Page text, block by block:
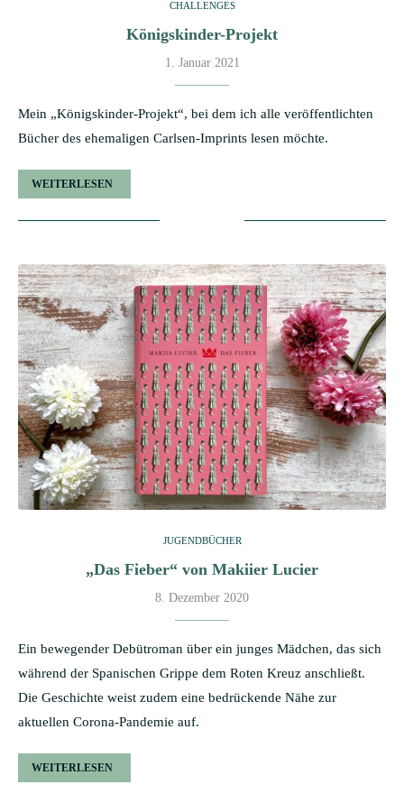
CHALLENGES
Königskinder-Projekt
1. Januar 2021
Mein „Königskinder-Projekt“, bei dem ich alle veröffentlichten
Bücher des ehemaligen Carlsen-Imprints lesen möchte.
WEITERLESEN
JUGENDBÜCHER
„Das Fieber“ von Makiier Lucier
8. Dezember 2020
Ein bewegender Debütroman über ein junges Mädchen, das sich
während der Spanischen Grippe dem Roten Kreuz anschließt.
Die Geschichte weist zudem eine bedrückende Nähe zur
aktuellen Corona-Pandemie auf.
WEITERLESEN